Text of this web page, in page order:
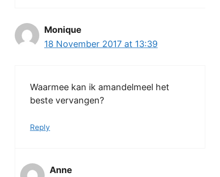
Monique
18 November 2017 at 13:39
Waarmee kan ik amandelmeel het
beste vervangen?
Reply
Anne